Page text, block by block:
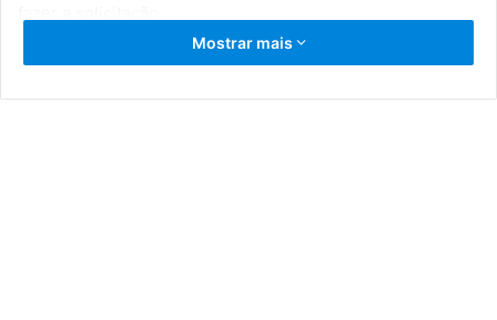
Terra preparada, produção fortalecida: o trabalho segue
Mostrar mais